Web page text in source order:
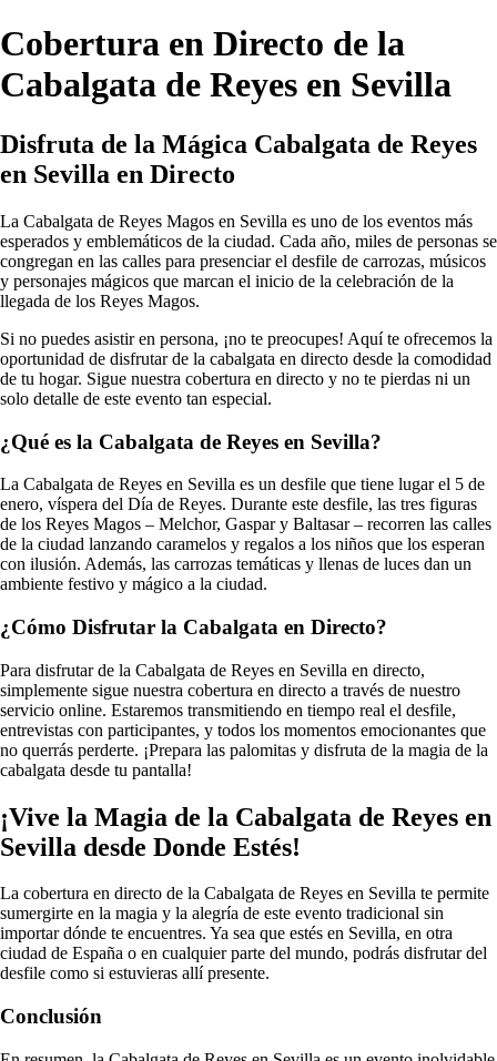
Cobertura en Directo de la
Cabalgata de Reyes en Sevilla
Disfruta de la Mágica Cabalgata de Reyes
en Sevilla en Directo
La Cabalgata de Reyes Magos en Sevilla es uno de los eventos más
esperados y emblemáticos de la ciudad. Cada año, miles de personas se
congregan en las calles para presenciar el desfile de carrozas, músicos
y personajes mágicos que marcan el inicio de la celebración de la
llegada de los Reyes Magos.
Si no puedes asistir en persona, ¡no te preocupes! Aquí te ofrecemos la
oportunidad de disfrutar de la cabalgata en directo desde la comodidad
de tu hogar. Sigue nuestra cobertura en directo y no te pierdas ni un
solo detalle de este evento tan especial.
¿Qué es la Cabalgata de Reyes en Sevilla?
La Cabalgata de Reyes en Sevilla es un desfile que tiene lugar el 5 de
enero, víspera del Día de Reyes. Durante este desfile, las tres figuras
de los Reyes Magos – Melchor, Gaspar y Baltasar – recorren las calles
de la ciudad lanzando caramelos y regalos a los niños que los esperan
con ilusión. Además, las carrozas temáticas y llenas de luces dan un
ambiente festivo y mágico a la ciudad.
¿Cómo Disfrutar la Cabalgata en Directo?
Para disfrutar de la Cabalgata de Reyes en Sevilla en directo,
simplemente sigue nuestra cobertura en directo a través de nuestro
servicio online. Estaremos transmitiendo en tiempo real el desfile,
entrevistas con participantes, y todos los momentos emocionantes que
no querrás perderte. ¡Prepara las palomitas y disfruta de la magia de la
cabalgata desde tu pantalla!
¡Vive la Magia de la Cabalgata de Reyes en
Sevilla desde Donde Estés!
La cobertura en directo de la Cabalgata de Reyes en Sevilla te permite
sumergirte en la magia y la alegría de este evento tradicional sin
importar dónde te encuentres. Ya sea que estés en Sevilla, en otra
ciudad de España o en cualquier parte del mundo, podrás disfrutar del
desfile como si estuvieras allí presente.
Conclusión